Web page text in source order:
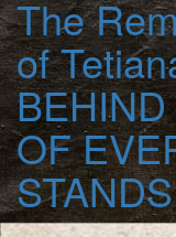
The
of
OF